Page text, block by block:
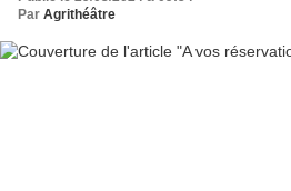
Par Agrithéâtre